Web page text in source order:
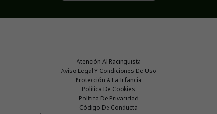
Atención Al Racinguista
Aviso Legal Y Condiciones De Uso
Protección A La Infancia
Política De Cookies
Política De Privacidad
Código De Conducta